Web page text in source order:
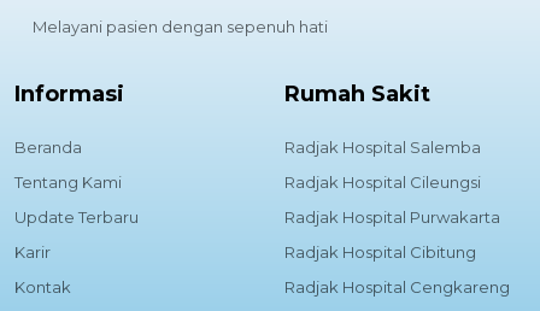
Melayani pasien dengan sepenuh hati
Informasi
Beranda
Tentang Kami
Update Terbaru
Karir
Kontak
Rumah Sakit
Radjak Hospital Salemba
Radjak Hospital Cileungsi
Radjak Hospital Purwakarta
Radjak Hospital Cibitung
Radjak Hospital Cengkareng